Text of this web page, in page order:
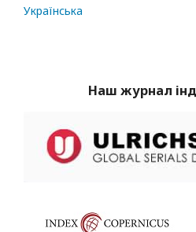
Українська
Наш журнал